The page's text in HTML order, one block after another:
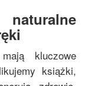
kluczowe
książki,